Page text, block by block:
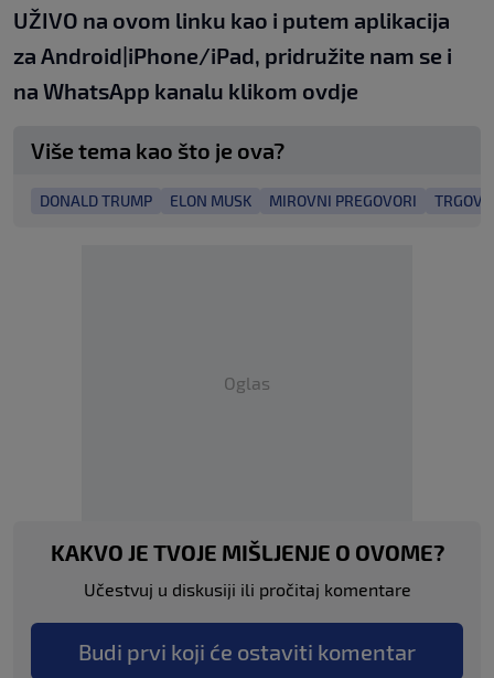
UŽIVO na ovom linku kao i putem aplikacija
za Android|iPhone/iPad, pridružite nam se i
na WhatsApp kanalu klikom ovdje
Više tema kao što je ova?
DONALD TRUMP ELON MUSK MIROVNI PREGOVORI
Oglas
KAKVO JE TVOJE MIŠLJENJE O OVOME?
Učestvuj u diskusiji ili pročitaj komentare
Budi prvi koji će ostaviti komentar